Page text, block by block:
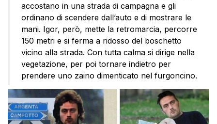
accostano in una strada di campagna e gli
ordinano di scendere dall’auto e di mostrare le
mani. Igor, però, mette la retromarcia, percorre
150 metri e si ferma a ridosso del boschetto
vicino alla strada. Con tutta calma si dirige nella
vegetazione, per poi tornare indietro per
prendere uno zaino dimenticato nel furgoncino.